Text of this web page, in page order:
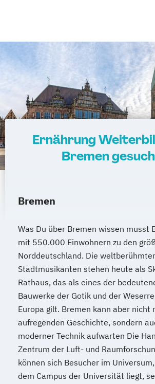
Ernährung
Bremen
Bremen
Was Du über Bremen wissen musst
mit 550.000 Einwohnern zu den
Norddeutschland. Die
Stadtmusikanten stehen heute als
Rathaus, das als eines der
Bauwerke der Gotik und der
Europa gilt. Bremen kann aber nicht
aufregenden Geschichte, sondern
moderner Technik aufwarten Die
Zentrum der Luft- und
können sich Besucher im
dem Campus der Universität liegt,